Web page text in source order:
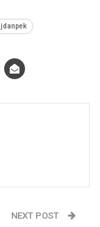
NEXT POST